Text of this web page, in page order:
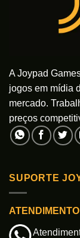
A Joypad
jogos em mídia
mercado.
preços
SUPORTE
ATENDIMENTO